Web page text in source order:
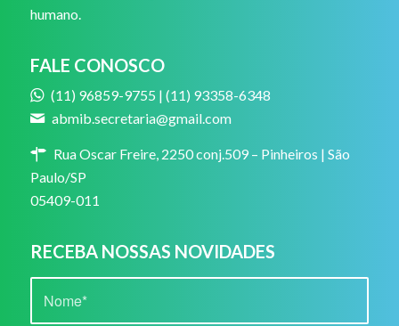
humano.
FALE CONOSCO
(11) 96859-9755 | (11) 93358-6348
abmib.secretaria@gmail.com
Rua Oscar Freire, 2250 conj.509 – Pinheiros | São
Paulo/SP
05409-011
RECEBA NOSSAS NOVIDADES